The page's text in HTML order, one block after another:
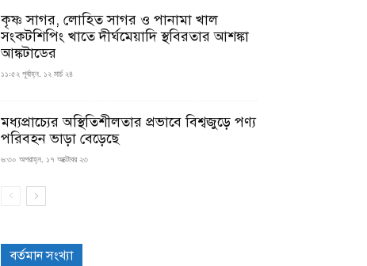
কৃষ্ণ সাগর, লোহিত সাগর ও পানামা খাল
সংকটশিপিং খাতে দীর্ঘমেয়াদি স্থবিরতার আশঙ্কা
আঙ্কটাডের
১১:৫২ পূর্বাহ্ন, ১২ মার্চ ২৪
মধ্যপ্রাচ্যের অস্থিতিশীলতার প্রভাবে বিশ্বজুড়ে পণ্য
পরিবহন ভাড়া বেড়েছে
৬:৩০ অপরাহ্ন, ১৭ অক্টোবর ২৩
বর্তমান সংখ্যা